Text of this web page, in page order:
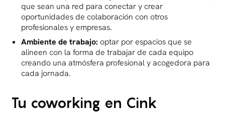
que sean una red para conectar y crear
oportunidades de colaboración con otros
profesionales y empresas.
Ambiente de trabajo: optar por espacios que se
alineen con la forma de trabajar de cada equipo
creando una atmósfera profesional y acogedora para
cada jornada.
Tu coworking en Cink